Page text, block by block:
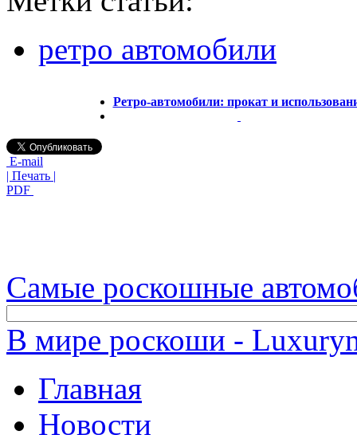
ретро автомобили
Ретро-автомобили: прокат и
E-mail
| Печать |
PDF
Самые роскошные
В мире роскоши -
Главная
Новости